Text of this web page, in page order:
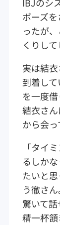
ポーズ
ったが
くりし
実は結
到着し
を一度
結衣さ
から会っ
「タイ
るしか
たいと
う徹さん
驚いて
精一杯